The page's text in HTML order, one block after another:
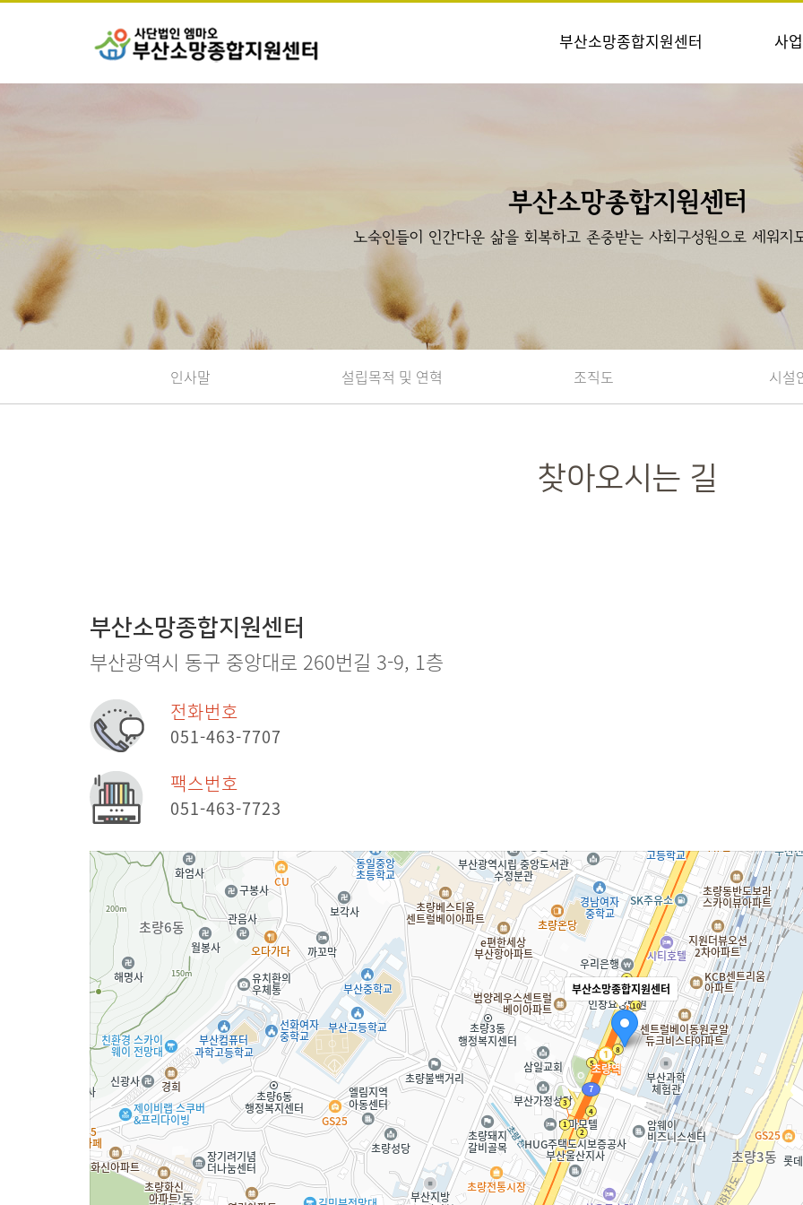
부산소망종합지원센터 사
부산소망종합지원센터
노숙인들이 인간다운 삶을 회복하고 존중받는 사회구성원으로 세워지
인사말 설립목적 및 연혁 조직도 시설
찾아오시는 길
부산소망종합지원센터
부산광역시 동구 중앙대로 260번길 3-9, 1층
전화번호
051-463-7707
팩스번호
051-463-7723
부산소망종합지원센터